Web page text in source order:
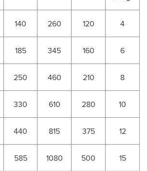
140 260 120 4
185 345 160 6
250 460 210 8
330 610 280 10
440 815 375 12
585 1080 500 15